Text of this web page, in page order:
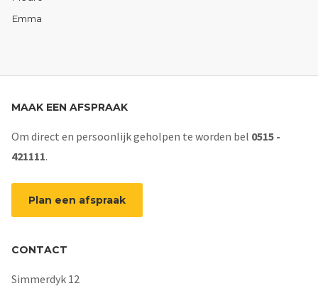
Emma
MAAK EEN AFSPRAAK
Om direct en persoonlijk geholpen te worden bel 0515 -
421111.
Plan een afspraak
CONTACT
Simmerdyk 12